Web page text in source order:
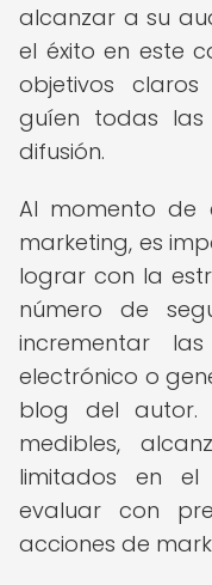
alcanzar a su
el éxito en este
objetivos
guíen todas
difusión.
Al momento de
marketing, es
lograr con la
número de
incrementar
electrónico o
blog del autor.
medibles,
limitados en
evaluar con
acciones de